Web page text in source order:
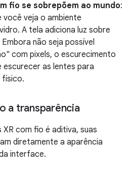
fio se sobrepõem ao mundo:
você veja o ambiente
A tela adiciona luz sobre
não seja possível
com pixels, o escurecimento
escurecer as lentes para
físico.
a transparência
com fio é aditiva, suas
diretamente a aparência
interface.